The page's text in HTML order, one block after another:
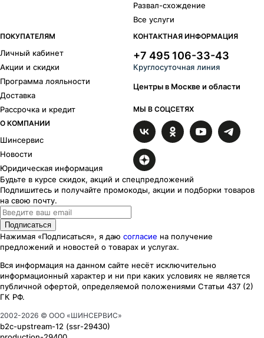
Развал-схождение
Все услуги
ПОКУПАТЕЛЯМ
Личный кабинет
Акции и скидки
Программа лояльности
Доставка
Рассрочка и кредит
О КОМПАНИИ
Шинсервис
Новости
Юридическая информация
КОНТАКТНАЯ ИНФОРМАЦИЯ
+7 495 106-33-43
Круглосуточная линия
Центры в Москве и области
МЫ В СОЦСЕТЯХ
Будьте в курсе скидок, акций и спецпредложений
Подпишитесь и получайте промокоды, акции и подборки товаров
на свою почту.
Подписаться
Нажимая «Подписаться», я даю согласие на получение
предложений и новостей о товарах и услугах.
Вся информация на данном сайте несёт исключительно
информационный характер и ни при каких условиях не является
публичной офертой, определяемой положениями Статьи 437 (2)
ГК РФ.
2002-2026 © ООО «ШИНСЕРВИС»
b2c-upstream-12 (ssr-29430)